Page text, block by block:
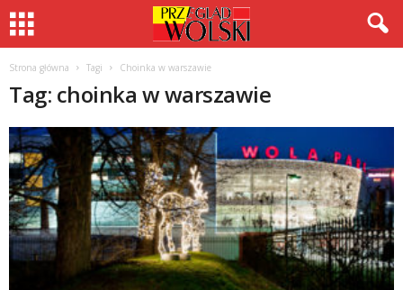
Strona główna Tagi Choinka w warszawie
Tag: choinka w warszawie